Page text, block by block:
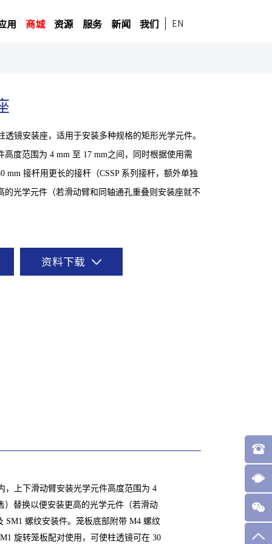
用 商城 资源 服务 新闻 我们 EN
镜安装座，适用于安装多种规格的矩形光学元件。
高度范围为 4 mm 至 17 mm之间，同时根据使用需
mm 接杆用更长的接杆（CSSP 系列接杆，额外单独
的光学元件（若滑动臂和同轴通孔重叠则安装座就不
资料下载
，上下滑动臂安装光学元件高度范围为 4
）替换以便安装更高的光学元件（若滑动
SM1 螺纹安装件。笼板底部附带 M4 螺纹
旋转笼板配对使用，可使柱透镜可在 30